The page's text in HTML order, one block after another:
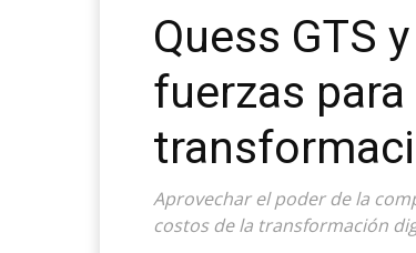
Quess GTS
fuerzas
Aprovechar el poder de la
costos de la transformación